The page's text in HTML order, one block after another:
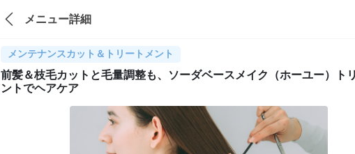
メニュー詳細
メンテナンスカット＆トリートメント
前髪＆枝毛カットと毛量調整も、ソーダベースメイク（ホーユー）ト
ントでヘアケア